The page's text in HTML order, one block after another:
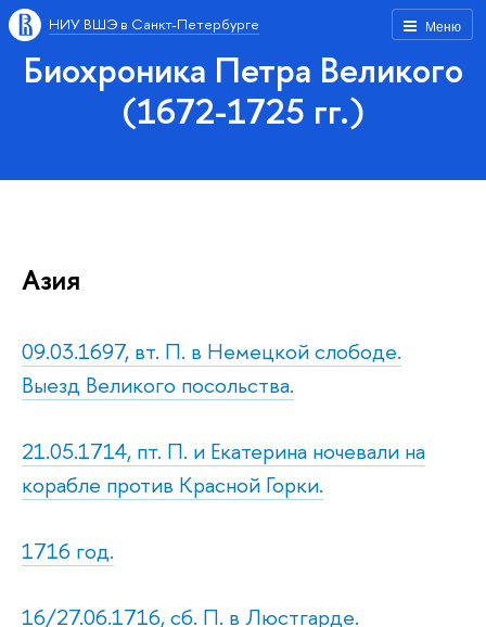
Меню
НИУ ВШЭ в Санкт-Петербурге
Биохроника Петра Великого
(1672-1725 гг.)
Азия
09.03.1697, вт. П. в Немецкой слободе.
Выезд Великого посольства.
21.05.1714, пт. П. и Екатерина ночевали на
корабле против Красной Горки.
1716 год.
16/27.06.1716, сб. П. в Люстгарде.